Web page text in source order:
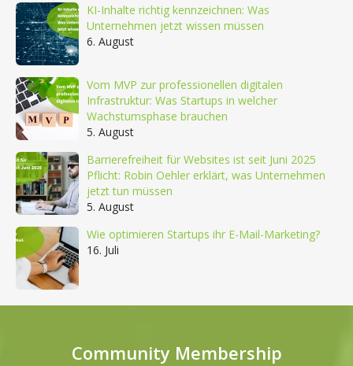
KI-Inhalte richtig kennzeichnen: Was
Unternehmen jetzt wissen müssen
6. August
Vom MVP zur professionellen digitalen
Infrastruktur: Was Startups in welcher
Wachstumsphase brauchen
5. August
Barrierefreiheit für Websites ist seit Juni 2025
Pflicht: Robin Oehler erklärt, was Unternehmen
jetzt tun müssen
5. August
Wie optimieren Startups ihr E-Mail-Marketing?
16. Juli
Community Membership